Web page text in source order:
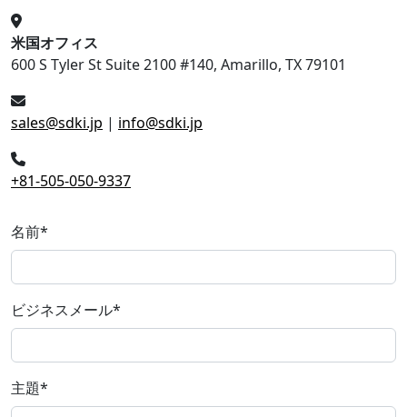
米国オフィス
600 S Tyler St Suite 2100 #140, Amarillo, TX 79101
sales@sdki.jp | info@sdki.jp
+81-505-050-9337
名前*
ビジネスメール*
主題*